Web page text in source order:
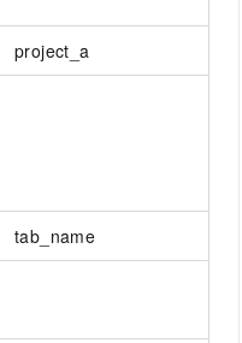
project_a
tab_name